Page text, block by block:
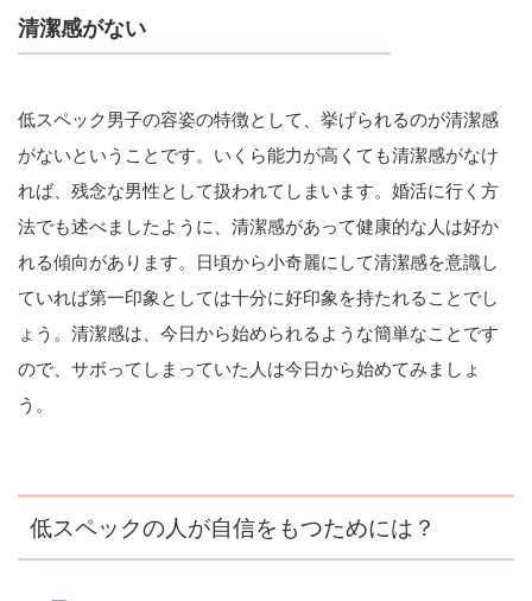
清潔感がない
低スペック男子の容姿の特徴として、挙げられるのが清潔感
がないということです。いくら能力が高くても清潔感がなけ
れば、残念な男性として扱われてしまいます。婚活に行く方
法でも述べましたように、清潔感があって健康的な人は好か
れる傾向があります。日頃から小奇麗にして清潔感を意識し
ていれば第一印象としては十分に好印象を持たれることでし
ょう。清潔感は、今日から始められるような簡単なことです
ので、サボってしまっていた人は今日から始めてみましょ
う。
低スペックの人が自信をもつためには？